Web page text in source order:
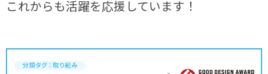
これからも活躍を応援しています！